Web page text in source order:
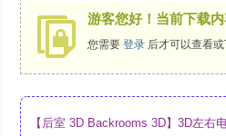
游客您好！当前下载
您需要 登录 后才可以查看
【后室 3D Backrooms 3D】3D左右